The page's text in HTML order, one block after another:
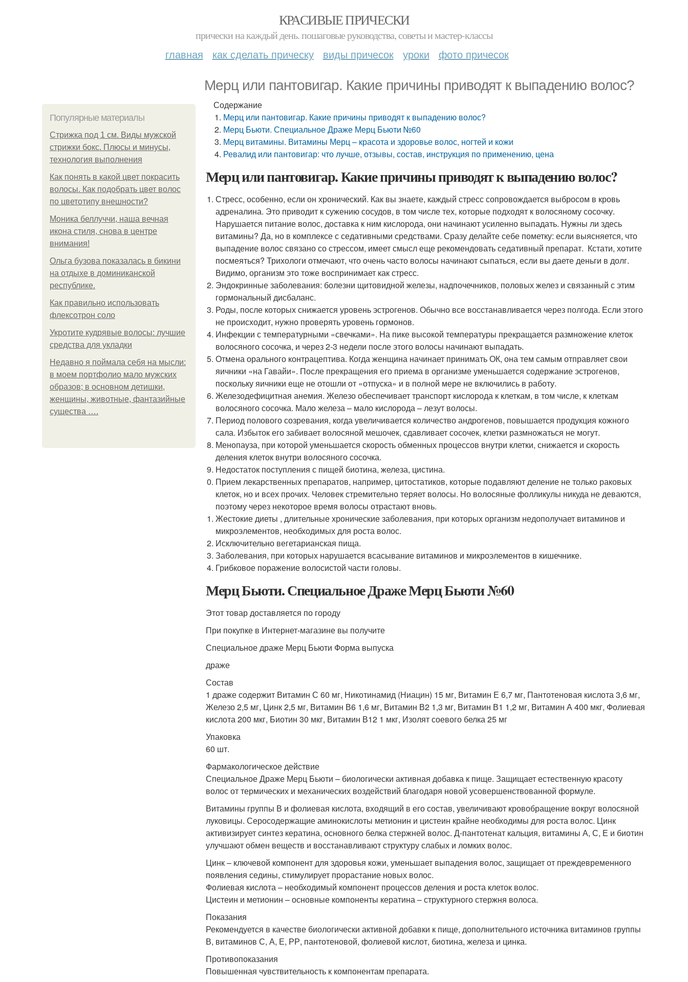
КРАСИВЫЕ ПРИЧЕСКИ
прически на каждый день. пошаговые руководства, советы и мастер-классы
главная как сделать прическу виды причесок уроки фото причесок
Мерц или пантовигар. Какие причины приводят к выпадению волос?
Популярные материалы
Стрижка под 1 см. Виды мужской
стрижки бокс. Плюсы и минусы,
технология выполнения
Как понять в какой цвет покрасить
волосы. Как подобрать цвет волос
по цветотипу внешности?
Моника беллуччи, наша вечная
икона стиля, снова в центре
внимания!
Ольга бузова показалась в бикини
на отдыхе в доминиканской
республике.
Как правильно использовать
флексотрон соло
Укротите кудрявые волосы: лучшие
средства для укладки
Недавно я поймала себя на мысли:
в моем портфолио мало мужских
образов; в основном детишки,
женщины, животные, фантазийные
существа ….
Содержание
Мерц или пантовигар. Какие причины приводят к выпадению волос?
Мерц Бьюти. Специальное Драже Мерц Бьюти №60
Мерц витамины. Витамины Мерц – красота и здоровье волос, ногтей и кожи
Ревалид или пантовигар: что лучше, отзывы, состав, инструкция по применению, цена
Мерц или пантовигар. Какие причины приводят к выпадению волос?
Стресс, особенно, если он хронический. Как вы знаете, каждый стресс сопровождается выбросом в кровь
адреналина. Это приводит к сужению сосудов, в том числе тех, которые подходят к волосяному сосочку.
Нарушается питание волос, доставка к ним кислорода, они начинают усиленно выпадать. Нужны ли здесь
витамины? Да, но в комплексе с седативными средствами. Сразу делайте себе пометку: если выясняется, что
выпадение волос связано со стрессом, имеет смысл еще рекомендовать седативный препарат. Кстати, хотите
посмеяться? Трихологи отмечают, что очень часто волосы начинают сыпаться, если вы даете деньги в долг.
Видимо, организм это тоже воспринимает как стресс.
Эндокринные заболевания: болезни щитовидной железы, надпочечников, половых желез и связанный с этим
гормональный дисбаланс.
Роды, после которых снижается уровень эстрогенов. Обычно все восстанавливается через полгода. Если этого
не происходит, нужно проверять уровень гормонов.
Инфекции с температурными «свечками». На пике высокой температуры прекращается размножение клеток
волосяного сосочка, и через 2-3 недели после этого волосы начинают выпадать.
Отмена орального контрацептива. Когда женщина начинает принимать ОК, она тем самым отправляет свои
яичники «на Гавайи». После прекращения его приема в организме уменьшается содержание эстрогенов,
поскольку яичники еще не отошли от «отпуска» и в полной мере не включились в работу.
Железодефицитная анемия. Железо обеспечивает транспорт кислорода к клеткам, в том числе, к клеткам
волосяного сосочка. Мало железа – мало кислорода – лезут волосы.
Период полового созревания, когда увеличивается количество андрогенов, повышается продукция кожного
сала. Избыток его забивает волосяной мешочек, сдавливает сосочек, клетки размножаться не могут.
Менопауза, при которой уменьшается скорость обменных процессов внутри клетки, снижается и скорость
деления клеток внутри волосяного сосочка.
Недостаток поступления с пищей биотина, железа, цистина.
Прием лекарственных препаратов, например, цитостатиков, которые подавляют деление не только раковых
клеток, но и всех прочих. Человек стремительно теряет волосы. Но волосяные фолликулы никуда не деваются,
поэтому через некоторое время волосы отрастают вновь.
Жестокие диеты , длительные хронические заболевания, при которых организм недополучает витаминов и
микроэлементов, необходимых для роста волос.
Исключительно вегетарианская пища.
Заболевания, при которых нарушается всасывание витаминов и микроэлементов в кишечнике.
Грибковое поражение волосистой части головы.
Мерц Бьюти. Специальное Драже Мерц Бьюти №60
Этот товар доставляется по городу
При покупке в Интернет-магазине вы получите
Специальное драже Мерц Бьюти Форма выпуска
драже
Состав
1 драже содержит Витамин С 60 мг, Никотинамид (Ниацин) 15 мг, Витамин Е 6,7 мг, Пантотеновая кислота 3,6 мг,
Железо 2,5 мг, Цинк 2,5 мг, Витамин В6 1,6 мг, Витамин В2 1,3 мг, Витамин В1 1,2 мг, Витамин А 400 мкг, Фолиевая
кислота 200 мкг, Биотин 30 мкг, Витамин В12 1 мкг, Изолят соевого белка 25 мг
Упаковка
60 шт.
Фармакологическое действие
Специальное Драже Мерц Бьюти – биологически активная добавка к пище. Защищает естественную красоту
волос от термических и механических воздействий благодаря новой усовершенствованной формуле.
Витамины группы В и фолиевая кислота, входящий в его состав, увеличивают кровобращение вокруг волосяной
луковицы. Серосодержащие аминокислоты метионин и цистеин крайне необходимы для роста волос. Цинк
активизирует синтез кератина, основного белка стержней волос. Д-пантотенат кальция, витамины А, С, Е и биотин
улучшают обмен веществ и восстанавливают структуру слабых и ломких волос.
Цинк – ключевой компонент для здоровья кожи, уменьшает выпадения волос, защищает от преждевременного
появления седины, стимулирует прорастание новых волос.
Фолиевая кислота – необходимый компонент процессов деления и роста клеток волос.
Цистеин и метионин – основные компоненты кератина – структурного стержня волоса.
Показания
Рекомендуется в качестве биологически активной добавки к пище, дополнительного источника витаминов группы
В, витаминов С, А, Е, РР, пантотеновой, фолиевой кислот, биотина, железа и цинка.
Противопоказания
Повышенная чувствительность к компонентам препарата.